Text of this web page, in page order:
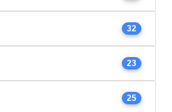
32
23
25